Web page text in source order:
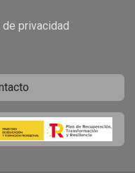
privacidad